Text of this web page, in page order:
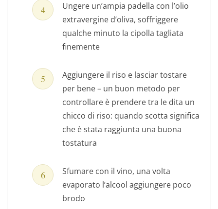
Ungere un’ampia padella con l’olio
extravergine d’oliva, soffriggere
qualche minuto la cipolla tagliata
finemente
Aggiungere il riso e lasciar tostare
per bene – un buon metodo per
controllare è prendere tra le dita un
chicco di riso: quando scotta significa
che è stata raggiunta una buona
tostatura
Sfumare con il vino, una volta
evaporato l’alcool aggiungere poco
brodo